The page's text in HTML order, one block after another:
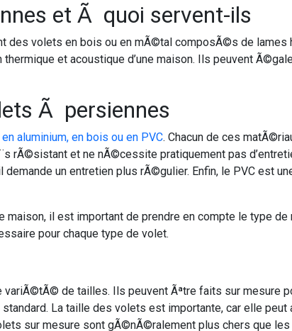
et Ã quoi servent-ils
volets en bois ou en mÃ©tal composÃ©s de lames
et acoustique d’une maison. Ils peuvent
Ã persiennes
aluminium, en bois ou en PVC. Chacun de ces
rÃ©sistant et ne nÃ©cessite pratiquement pas
un entretien plus rÃ©gulier. Enfin, le PVC est
il est important de prendre en compte le type
pour chaque type de volet.
de tailles. Ils peuvent Ãªtre faits sur mesure
La taille des volets est importante, car elle
sur mesure sont gÃ©nÃ©ralement plus chers que